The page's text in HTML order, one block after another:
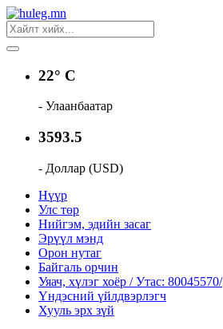
22° C
- Улаанбаатар
3593.5
- Доллар (USD)
Нүүр
Улс төр
Нийгэм, эдийн засаг
Эрүүл мэнд
Орон нутаг
Байгаль орчин
Уяач, хүлэг хоёр / Утас: 80045570/
Үндэсний үйлдвэрлэгч
Хууль эрх зүй